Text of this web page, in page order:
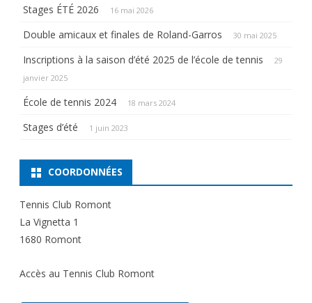
Stages ÉTÉ 2026 16 mai 2026
Double amicaux et finales de Roland-Garros 30 mai 2025
Inscriptions à la saison d’été 2025 de l’école de tennis
29
janvier 2025
École de tennis 2024 18 mars 2024
Stages d’été 1 juin 2023
COORDONNÉES
Tennis Club Romont
La Vignetta 1
1680 Romont
Accès au Tennis Club Romont